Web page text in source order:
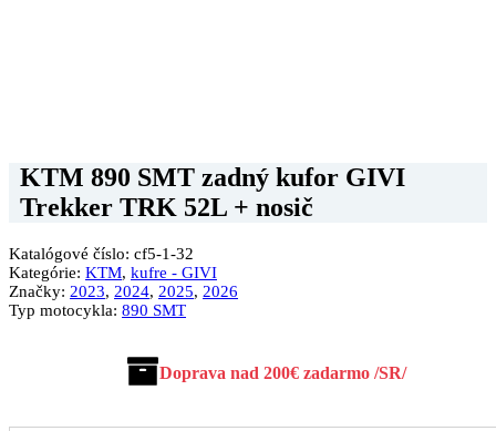
KTM 890 SMT zadný kufor GIVI
Trekker TRK 52L + nosič
Katalógové číslo: cf5-1-32
Kategórie: KTM, kufre - GIVI
Značky: 2023, 2024, 2025, 2026
Typ motocykla: 890 SMT
Doprava nad 200€ zadarmo /SR/